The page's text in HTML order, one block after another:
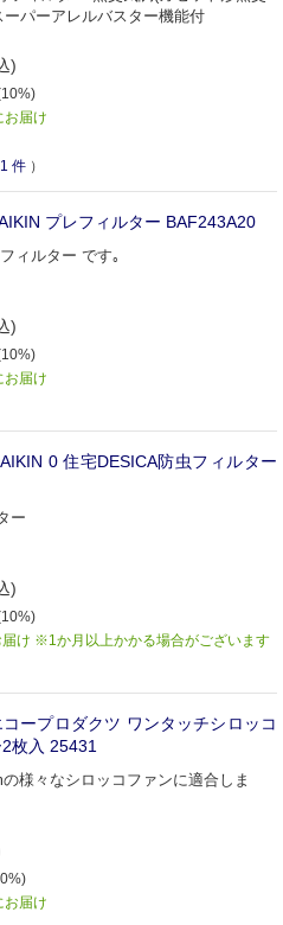
パーアレルバスター機能付
)
お届け
1 件 ）
プレフィルター BAF243A20
ィルター です｡
)
お届け
0 住宅DESICA防虫フィルター
ー
)
け ※1か月以上かかる場合がございます
ープロダクツ ワンタッチシロッコ
枚入 25431
様々なシロッコファンに適合しま
お届け